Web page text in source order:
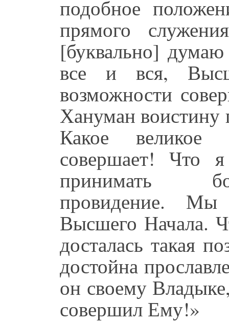
подобное
прямого
[буквально]
все и вся,
возможности
Хануман воистину
Какое великое
совершает! Что
принимать
провидение.
Высшего Начала.
досталась такая
достойна
он своему
совершил Ему!»